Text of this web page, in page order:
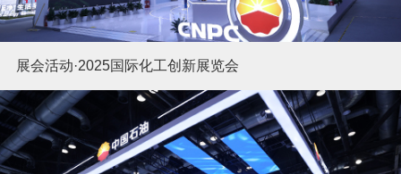
展会活动·2025国际化工创新展览会